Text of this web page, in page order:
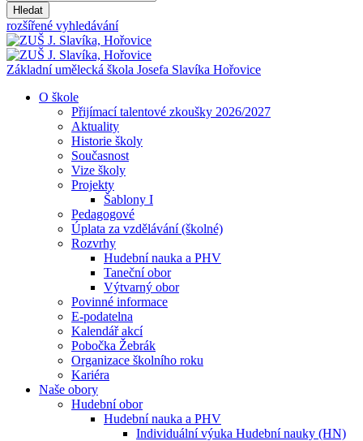
Hledat
rozšířené vyhledávání
Základní umělecká škola Josefa Slavíka Hořovice
O škole
Přijímací talentové zkoušky 2026/2027
Aktuality
Historie školy
Současnost
Vize školy
Projekty
Šablony I
Pedagogové
Úplata za vzdělávání (školné)
Rozvrhy
Hudební nauka a PHV
Taneční obor
Výtvarný obor
Povinné informace
E-podatelna
Kalendář akcí
Pobočka Žebrák
Organizace školního roku
Kariéra
Naše obory
Hudební obor
Hudební nauka a PHV
Individuální výuka Hudební nauky (HN)